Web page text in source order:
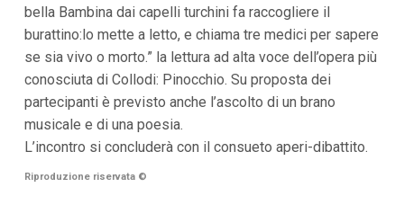
i
p
i
n
i
p
a
l
bella Bambina dai capelli turchini fa raccogliere il
burattino:lo mette a letto, e chiama tre medici per sapere
se sia vivo o morto.” la lettura ad alta voce dell’opera più
conosciuta di Collodi: Pinocchio. Su proposta dei
partecipanti è previsto anche l’ascolto di un brano
musicale e di una poesia.
L’incontro si concluderà con il consueto aperi-dibattito.
Riproduzione riservata ©